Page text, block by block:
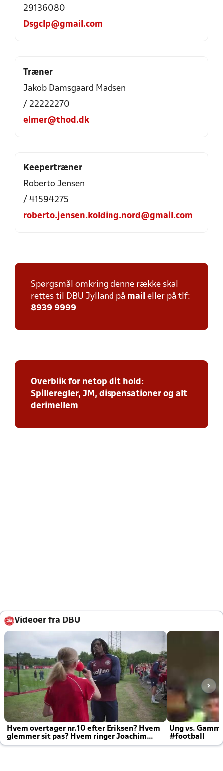
29136080
Dsgclp@gmail.com
Træner
Jakob Damsgaard Madsen
/ 22222270
elmer@thod.dk
Keepertræner
Roberto Jensen
/ 41594275
roberto.jensen.kolding.nord@gmail.com
Spørgsmål omkring denne række skal
rettes til DBU Jylland på mail eller på tlf:
8939 9999
Overblik for netop dit hold:
Spilleregler, JM, dispensationer og alt
derimellem
Videoer fra DBU
Hvem overtager nr.10 efter Eriksen? Hvem
glemmer sit pas? Hvem ringer Joachim
altid til efter kampe?
Ung vs.
#football